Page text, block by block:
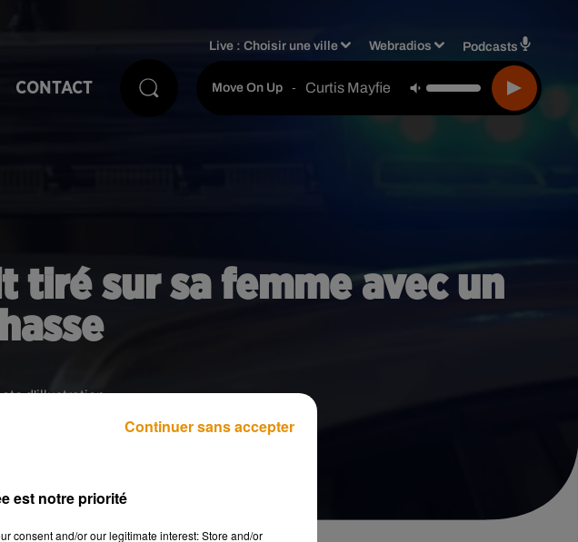
CONTACT
Live :Choisir une ville Webradios Podcasts
Move On Up - Curtis Mayfield
tiré sur sa femme avec un
d'illustration
est notre priorité
consent and/or our legitimate interest: Store and/or
Continuer sans accepter